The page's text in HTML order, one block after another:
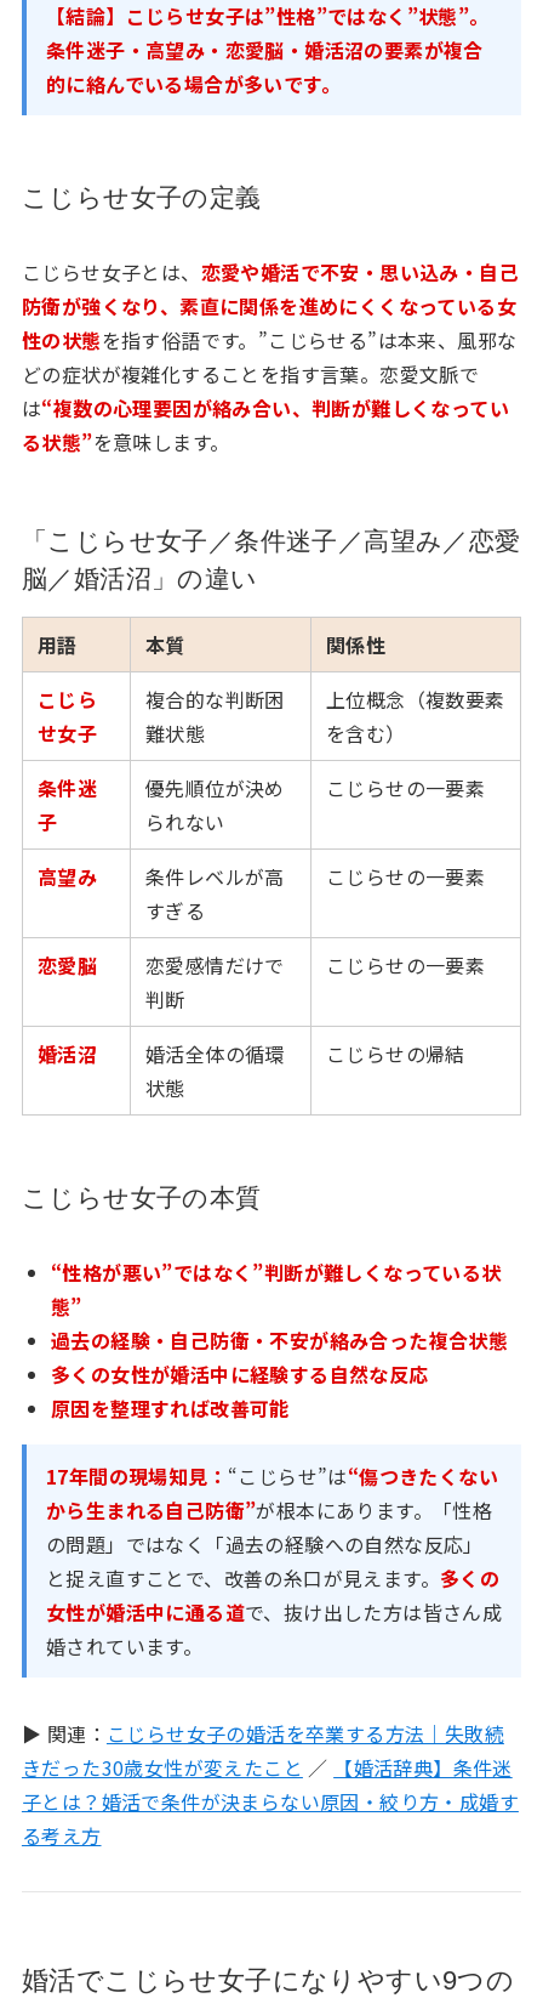
【結論】こじらせ女子は”性格”ではなく”状態”。
条件迷子・高望み・恋愛脳・婚活沼の要素が複合
的に絡んでいる場合が多いです。
こじらせ女子の定義
こじらせ女子とは、 恋愛や婚活で不安・思い込み・自己
防衛が強くなり、素直に関係を進めにくくなっている女
性の状態を指す俗語です。”こじらせる”は本来、風邪な
どの症状が複雑化することを指す言葉。恋愛文脈で
は“複数の心理要因が絡み合い、判断が難しくなってい
る状態”を意味します。
「こじらせ女子／条件迷子／高望み／恋愛
脳／婚活沼」の違い
用語 本質
関係性
こじら
せ女子
複合的な判断困
難状態
上位概念（複数要素
を含む）
条件迷
子
優先順位が決め
られない
こじらせの一要素
高望み
条件レベルが高
すぎる
こじらせの一要素
恋愛脳
恋愛感情だけで
判断
こじらせの一要素
婚活沼
婚活全体の循環
状態
こじらせの帰結
こじらせ女子の本質
“性格が悪い”ではなく”判断が難しくなっている状
態”
過去の経験・自己防衛・不安が絡み合った複合状態
多くの女性が婚活中に経験する自然な反応
原因を整理すれば改善可能
17年間の現場知見： “こじらせ”は“傷つきたくない
から生まれる自己防衛”が根本にあります。「性格
の問題」ではなく「過去の経験への自然な反応」
と捉え直すことで、改善の糸口が見えます。 多くの
女性が婚活中に通る道で、抜け出した方は皆さん成
婚されています。
▶ 関連： こじらせ女子の婚活を卒業する方法｜失敗続
きだった30歳女性が変えたこと ／
【婚活辞典】条件迷
子とは？婚活で条件が決まらない原因・絞り方・成婚す
る考え方
婚活でこじらせ女子になりやすい9つの